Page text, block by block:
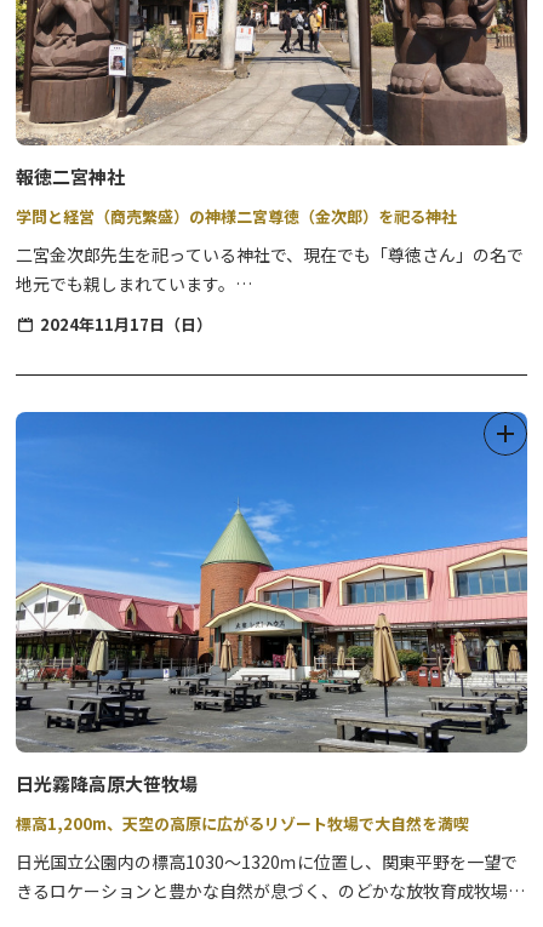
報徳二宮神社
学問と経営（商売繁盛）の神様二宮尊徳（金次郎）を祀る神社
二宮金次郎先生を祀っている神社で、現在でも「尊徳さん」の名で
地元でも親しまれています。
境内にある薪を背負った像のイメージからも、学問の神様として知
またその昔、藩や村の財政再建・復興を行ったことから、経営、財
が安置された史跡、二宮尊徳翁の墓所や宝物館といった見どころが
人慣れしている鳩に餌やり体験もできます。
手水舎では季節の花手水が生けられ、花手水スポットしても人気で
すので、フォトジェニックな1枚をぜひどうぞ。
【例大祭】11月17日（固定日）
※祭事の詳細については、神社公式ＷＥＢサイトやＳＮＳをご確認
ください。
2024年11月17日（日）
日光霧降高原大笹牧場
標高1,200m、天空の高原に広がるリゾート牧場で大自然を満喫
日光国立公園内の標高1030～1320ｍに位置し、関東平野を一望で
きるロケーションと豊かな自然が息づく、のどかな放牧育成牧場。